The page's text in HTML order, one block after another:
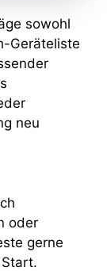
sowohl
Geräteliste
neu
oder
gerne